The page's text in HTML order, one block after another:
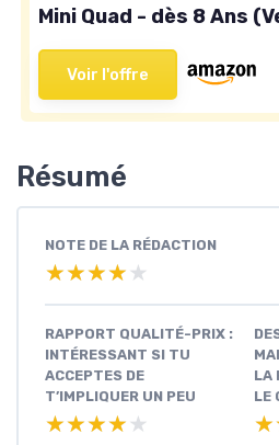
Mini Quad - dès 8 Ans
Voir l'offre
Résumé
NOTE DE LA RÉDACTION
★★★★★
★★★★★
RAPPORT QUALITÉ-PRIX :
INTÉRESSANT SI TU
ACCEPTES DE
T’IMPLIQUER UN PEU
★★★★★
★★★★★
LA
LE